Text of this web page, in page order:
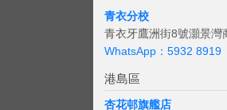
青衣分校
青衣牙鷹洲街8號灝景灣
WhatsApp：5932 8919
港島區
杏花邨旗艦店